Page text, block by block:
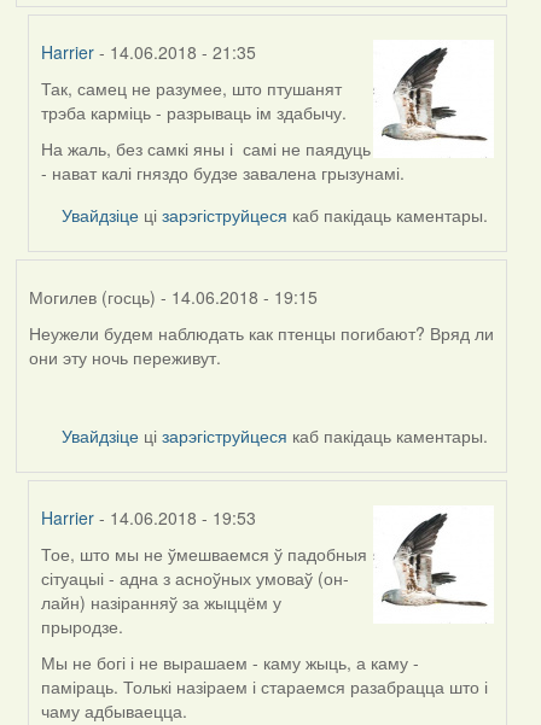
Harrier - 14.06.2018 - 21:35
In
reply
to
by
(госць)
Так, самец не разумее, што птушанят
трэба карміць - разрываць ім здабычу.
На жаль, без самкі яны і самі не паядуць
- нават калі гняздо будзе завалена грызунамі.
Увайдзіце цізарэгіструйцеся каб пакідаць каментары.
Могилев (госць) - 14.06.2018 - 19:15
Неужели будем наблюдать как птенцы погибают? Вряд ли
они эту ночь переживут.
Увайдзіце цізарэгіструйцеся каб пакідаць каментары.
Harrier - 14.06.2018 - 19:53
In
reply
to
by
Могилев
(госць)
Тое, што мы не ўмешваемся ў падобныя
сітуацыі - адна з асноўных умоваў (он-
лайн) назіранняў за жыццём у
прыродзе.
Мы не богі і не вырашаем - каму жыць, а каму -
паміраць. Толькі назіраем і стараемся разабрацца што і
чаму адбываецца.